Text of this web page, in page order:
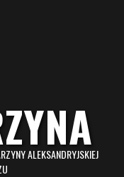
ALEKSANDRYJSKIEJ